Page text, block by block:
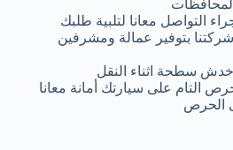
التواصل معانا لتلبية طلبك
بتوفير عمالة ومشرفين
سطحة اثناء النقل
التام على سيارتك أمانة معانا
الحرص